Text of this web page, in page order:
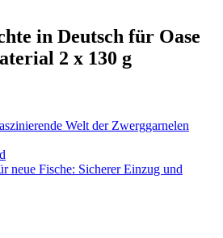
in Deutsch für Oase
2 x 130 g
Welt der Zwerggarnelen
neue Fische: Sicherer Einzug und